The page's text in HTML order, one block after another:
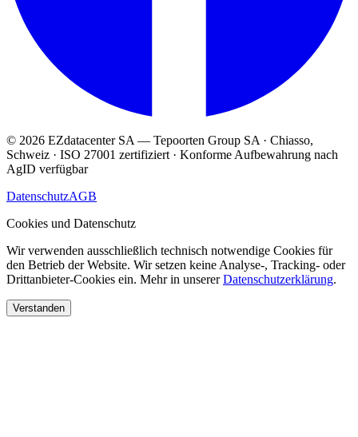
© 2026 EZdatacenter SA — Tepoorten Group SA · Chiasso,
Schweiz · ISO 27001 zertifiziert · Konforme Aufbewahrung nach
AgID verfügbar
DatenschutzAGB
Cookies und Datenschutz
Wir verwenden ausschließlich technisch notwendige Cookies für
den Betrieb der Website. Wir setzen keine Analyse-, Tracking- oder
Drittanbieter-Cookies ein. Mehr in unserer Datenschutzerklärung.
Verstanden